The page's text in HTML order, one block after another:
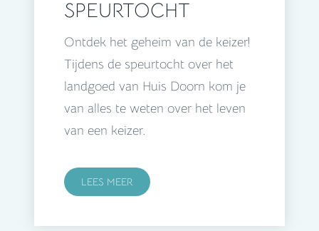
SPEURTOCHT
Ontdek het geheim van de keizer!
Tijdens de speurtocht over het
landgoed van Huis Doorn kom je
van alles te weten over het leven
van een keizer.
LEES MEER